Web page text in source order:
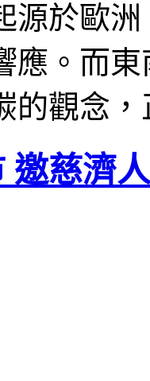
源於歐
應。而
的觀念
邀慈濟